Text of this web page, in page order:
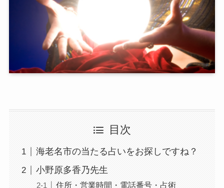
目次
海老名市の当たる占いをお探しですね？
小野原多香乃先生
住所・営業時間・電話番号・占術